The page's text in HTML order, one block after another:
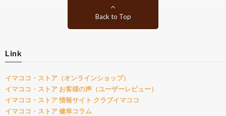
Back to Top
Link
イマココ・ストア（オンラインショップ）
イマココ・ストア お客様の声（ユーザーレビュー）
イマココ・ストア 情報サイト クラブイマココ
イマココ・ストア 健幸コラム